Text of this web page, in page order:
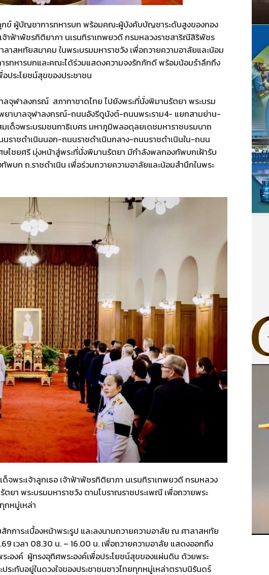
ข์ ผู้บัญชาการทหารบก พร้อมคณะผู้บังคับบัญชาระดับสูงของกอง
จ้าฟ้าพัชรกิติยาภา นเรนทิราเทพยวดี กรมหลวงราชสาริณีสิริพัชร
าสหทัยสมาคม ในพระบรมมหาราชวัง เพื่อถวายความอาลัยและน้อม
หารบกและคณะได้ร่วมแสดงความจงรักภักดี พร้อมน้อมรำลึกถึง
ระโยชน์สุขของประชาชน
ลจุฬาลงกรณ์ สภากาชาดไทย ไปยังพระที่นั่งพิมานรัตยา พระบรม
พยาบาลจุฬาลงกรณ์-ถนนอังรีดูนังต์-ถนนพระราม4- แยกสามย่าน-
เด็จพระบรมชนกาธิเบศร มหาภูมิพลอดุลยเดชมหาราชบรมนาถ
าชดำเนินนอก-ถนนราชดำเนินกลาง-ถนนราชดำเนินใน-ถนน
ศษไชยศรี มุ่งหน้าสู่พระที่นั่งพิมานรัตยา มีกำลังพลกองทัพบกเฝ้ารับ
ก ถ.ราชดำเนิน เพื่อร่วมถวายความอาลัยและน้อมสำนึกในพระ
จพระเจ้าลูกเธอ เจ้าฟ้าพัชรกิติยาภา นเรนทิราเทพยวดี กรมหลวง
า พระบรมมหาราชวัง ตามโบราณราชประเพณี เพื่อถวายพระ
กหมู่เหล่า
การะเบื้องหน้าพระรูป และลงนามถวายความอาลัย ณ ศาลาสหทัย
เวลา 08.30 น. – 16.00 น. เพื่อถวายความอาลัย แสดงออกถึง
องค์ ผู้ทรงอุทิศพระองค์เพื่อประโยชน์สุขของแผ่นดิน ด้วยพระ
ระทับอยู่ในดวงใจของประชาชนชาวไทยทุกหมู่เหล่าตราบนิรันดร์